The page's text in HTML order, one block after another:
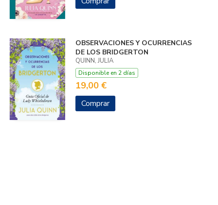
OBSERVACIONES Y OCURRENCIAS
DE LOS BRIDGERTON
QUINN, JULIA
Disponible en 2 días
19,00 €
Comprar